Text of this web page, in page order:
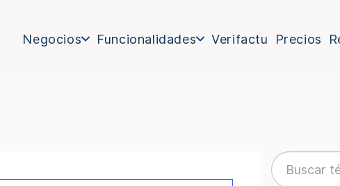
Negocios Funcionalidades Verifactu Precios